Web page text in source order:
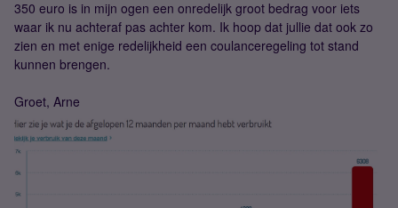
350 euro is in mijn ogen een onredelijk groot bedrag voor iets
waar ik nu achteraf pas achter kom. Ik hoop dat jullie dat ook zo
zien en met enige redelijkheid een coulanceregeling tot stand
kunnen brengen.
Groet, Arne